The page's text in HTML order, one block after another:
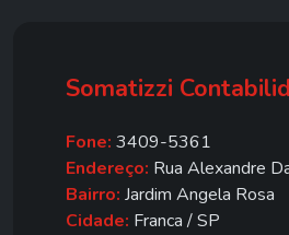
Somatizzi
Fone: 3409-5361
Endereço: Rua Alexandre
Bairro: Jardim Angela Rosa
Cidade: Franca / SP